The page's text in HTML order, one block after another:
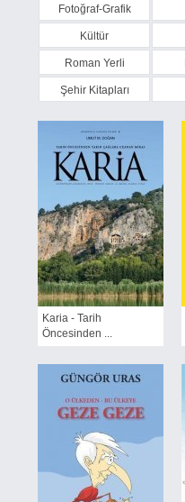
Fotoğraf-Grafik
Kültür
Roman Yerli
Şehir Kitapları
Karia - Tarih
Öncesinden ...